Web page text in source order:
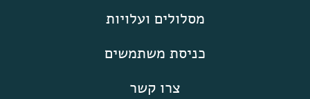
מסלולים ועלויות
כניסת משתמשים
צרו קשר